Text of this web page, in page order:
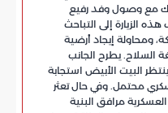
مع وصول وفد رفيع
الزيارة إلى التباحث
ومحاولة إيجاد أرضية
السلاح. يطرح الجانب
البيت الأبيض استجابة
محتمل. وفي حال تعثر
مرافق البنية